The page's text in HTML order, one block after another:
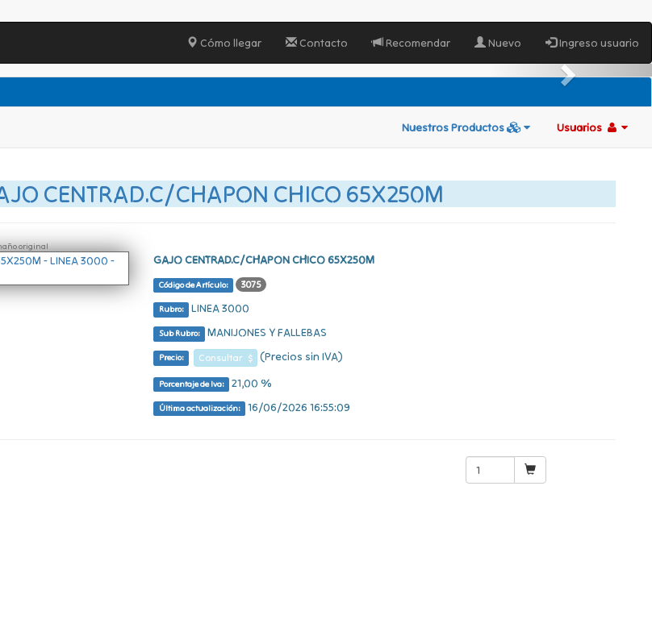
Cómo llegar Contacto Recomendar Nuevo Ingreso usuario
Nuestros Productos Usuarios
CENTRAD.C/CHAPON CHICO 65X250M
original
GAJO CENTRAD.C/CHAPON CHICO 65X250M
Código de Artículo: 3075
Rubro: LINEA 3000
Sub Rubro: MANIJONES Y FALLEBAS
Precio: Consultar $ (Precios sin IVA)
Porcentaje de Iva: 21,00 %
Última actualización: 16/06/2026 16:55:09